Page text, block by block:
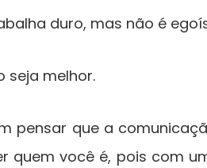
duro, mas não é
seja melhor.
pensar que a
quem você é, pois com